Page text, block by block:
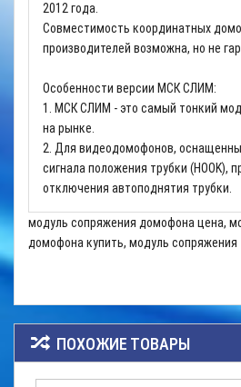
2012 года.
Совместимость координатных
производителей возможна, но не
Особенности версии МСК СЛИМ:
1. МСК СЛИМ - это самый тонкий
на рынке.
2. Для видеодомофонов,
сигнала положения трубки (HOOK),
отключения автоподнятия трубки.
модуль сопряжения домофона цена,
домофона купить, модуль сопряжения
ПОХОЖИЕ ТОВАРЫ